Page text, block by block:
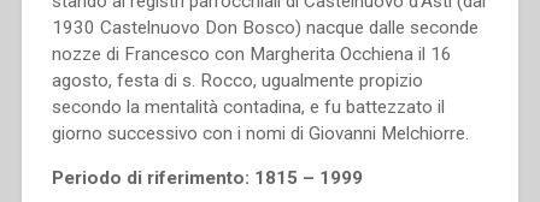
1930 Castelnuovo Don Bosco) nacque dalle seconde
nozze di Francesco con Margherita Occhiena il 16
agosto, festa di s. Rocco, ugualmente propizio
secondo la mentalità contadina, e fu battezzato il
giorno successivo con i nomi di Giovanni Melchiorre.
Periodo di riferimento: 1815 – 1999